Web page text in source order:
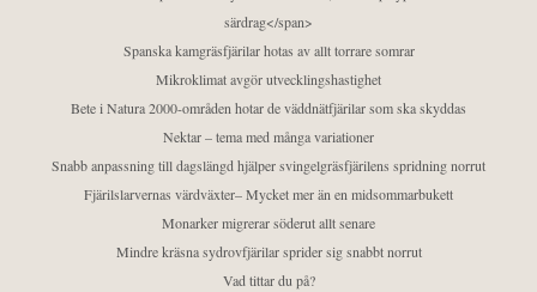
särdrag</span>
Spanska kamgräsfjärilar hotas av allt torrare somrar
Mikroklimat avgör utvecklingshastighet
Bete i Natura 2000-områden hotar de väddnätfjärilar som ska skyddas
Nektar – tema med många variationer
Snabb anpassning till dagslängd hjälper svingelgräsfjärilens spridning norrut
Fjärilslarvernas värdväxter– Mycket mer än en midsommarbukett
Monarker migrerar söderut allt senare
Mindre kräsna sydrovfjärilar sprider sig snabbt norrut
Vad tittar du på?